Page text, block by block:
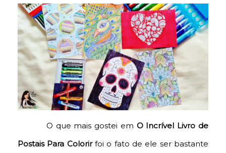
O que mais gostei em O Incrível Livro de
Postais Para Colorirfoi o fato de ele ser bastante